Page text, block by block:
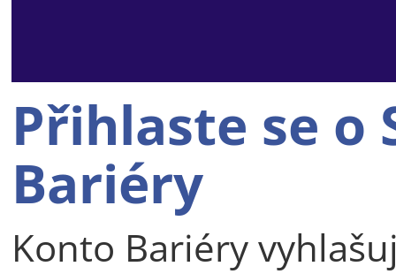
Přihlaste se o
Bariéry
Konto Bariéry